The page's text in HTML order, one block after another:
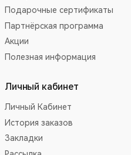
Подарочные сертификаты
Партнёрская программа
Акции
Полезная информация
Личный кабинет
Личный Кабинет
История заказов
Закладки